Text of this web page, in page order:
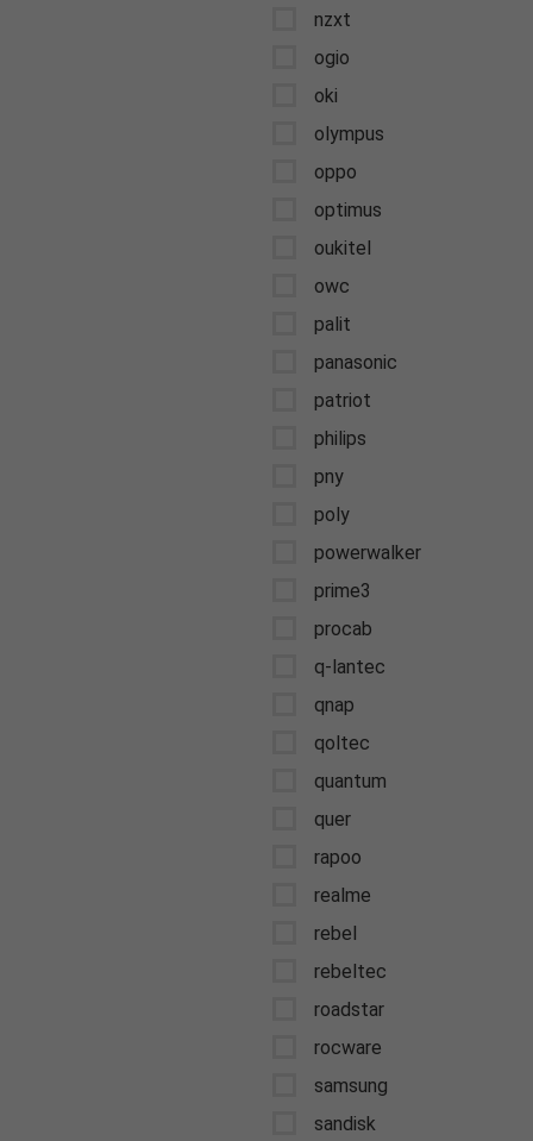
nzxt
ogio
oki
olympus
oppo
optimus
oukitel
owc
palit
panasonic
patriot
philips
pny
poly
powerwalker
prime3
procab
q-lantec
qnap
qoltec
quantum
quer
rapoo
realme
rebel
rebeltec
roadstar
rocware
samsung
sandisk